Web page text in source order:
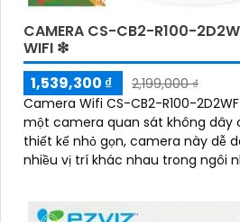
CAMERA CS-CB2-R100-
WIFI ❇
1,539,300 ₫
2,199,000 ₫
Camera Wifi CS-CB2-R100-
một camera quan sát không dây
thiết kế nhỏ gọn, camera này dễ
nhiều vị trí khác nhau trong ngôi